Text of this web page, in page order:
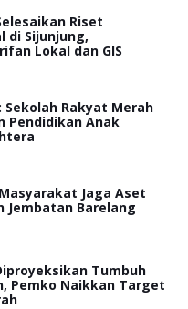
Riset
di Sijunjung,
Lokal dan GIS
Sekolah Rakyat Merah
Pendidikan Anak
Jaga Aset
Jembatan Barelang
Tumbuh
Pemko Naikkan Target